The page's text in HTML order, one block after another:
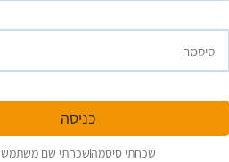
שכחתי סיסמהשכחתי שם משתמש